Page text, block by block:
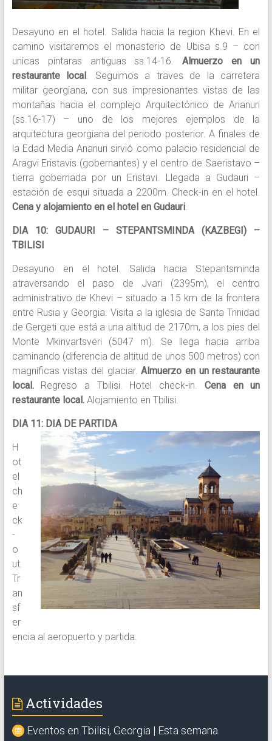
Desayuno en el hotel. Salida hacia la region Khevi. En el
camino visitaremos el monasterio de Ubisa s.9 – con
unicas pintaras antiguas ss.14-16.Almuerzo en un
restaurante local. Seguimos a traves de la carretera
militar georgiana, con sus impresionantes vistas de las
montañas hacia el complejo Arquitectónico de Ananuri
(ss.16-17) – uno de los mejores ejemplos de la
arquitectura georgiana del periodo posterior. A finales de
la Edad Media Ananuri sirvió como palacio residencial de
Aragvi Eristavis (gobernantes) y el centro de Saeristavo –
tierra gobernada por un Eristavi. Llegada a Gudauri –
estación de esqui situada a 2200m. Check-in en el hotel.
Cena y alojamiento en el hotel en Gudauri.
DIA 10: GUDAURI – STEPANTSMINDA (KAZBEGI) –
TBILISI
Desayuno en el hotel. Salida hacia Stepantsminda
atraversando el paso de Jvari (2395m), el centro
administrativo de Khevi – situado a 15 km de la frontera
entre Rusia y Georgia. Visita a la iglesia de Santa Trinidad
de Gergeti que está a una altitud de 2170m, a los pies del
Monte Mkinvartsveri (5047 m). Se llega hacia arriba
caminando (diferencia de altitud de unos 500 metros) con
magníficas vistas del glaciar.Almuerzo en un restaurante
local.Regreso a Tbilisi. Hotel check-in. Cena en un
restaurante local.Alojamiento en Tbilisi.
DIA 11: DIA DE PARTIDA
H
ot
el
ch
e
ck
-
o
ut.
Tr
an
sf
er
encia al aeropuerto y partida.
Actividades
Eventos en Tbilisi, Georgia | Esta semana